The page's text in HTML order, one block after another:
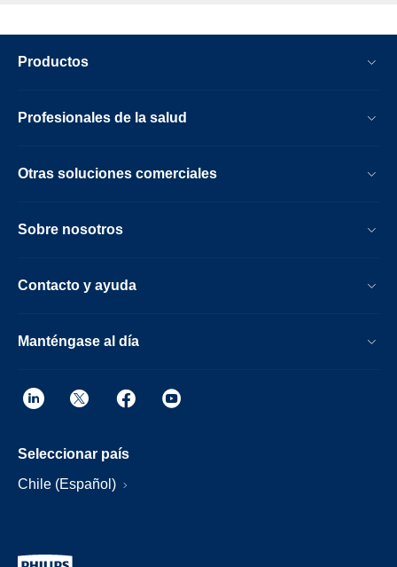
Productos
Profesionales de la salud
Otras soluciones comerciales
Sobre nosotros
Contacto y ayuda
Manténgase al día
Seleccionar país
Chile (Español)